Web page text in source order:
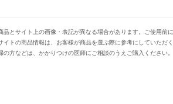
とサイト上の画像・表記が異なる場合があります。ご使用前
トの商品情報は、お客様が商品を選ぶ際に参考にしていただ
方などは、かかりつけの医師にご相談のうえご購入ください。